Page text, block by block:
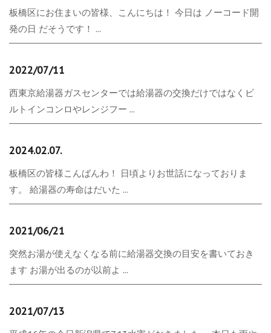
板橋区にお住まいの皆様、こんにちは！ 今日は ノーコード開
発の日 だそうです！ ...
2022/07/11
西東京給湯器ガスセンターでは給湯器の交換だけではなくビ
ルトインコンロやレンジフー ...
2024.02.07.
板橋区の皆様こんばんわ！ 日頃よりお世話になっておりま
す。 給湯器の寿命はだいた ...
2021/06/21
突然お湯が使えなくなる前に給湯器交換の目安を書いておき
ます お湯が出るのが以前よ ...
2021/07/13